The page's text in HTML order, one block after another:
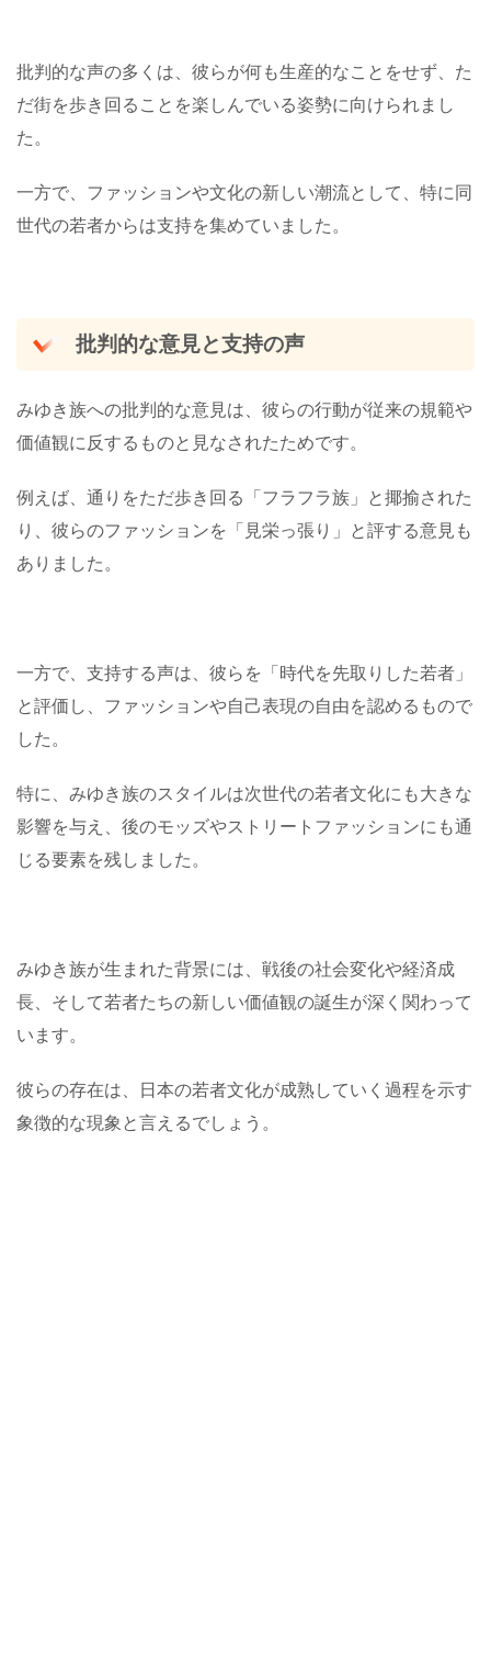
批判的な声の多くは、彼らが何も生産的なことをせず、た
だ街を歩き回ることを楽しんでいる姿勢に向けられまし
た。
一方で、ファッションや文化の新しい潮流として、特に同
世代の若者からは支持を集めていました。
批判的な意見と支持の声
みゆき族への批判的な意見は、彼らの行動が従来の規範や
価値観に反するものと見なされたためです。
例えば、通りをただ歩き回る「フラフラ族」と揶揄された
り、彼らのファッションを「見栄っ張り」と評する意見も
ありました。
一方で、支持する声は、彼らを「時代を先取りした若者」
と評価し、ファッションや自己表現の自由を認めるもので
した。
特に、みゆき族のスタイルは次世代の若者文化にも大きな
影響を与え、後のモッズやストリートファッションにも通
じる要素を残しました。
みゆき族が生まれた背景には、戦後の社会変化や経済成
長、そして若者たちの新しい価値観の誕生が深く関わって
います。
彼らの存在は、日本の若者文化が成熟していく過程を示す
象徴的な現象と言えるでしょう。